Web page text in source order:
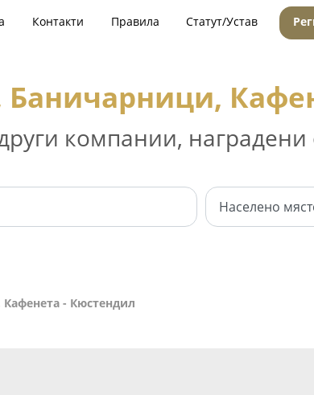
Контакти Правила Статут/Устав
Баничарници,
компании, наградени
- Кюстендил